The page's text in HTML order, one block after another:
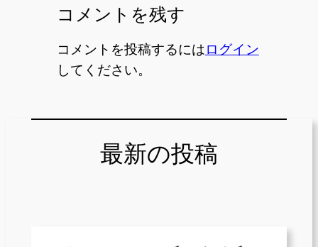
コメントを残す
コメントを投稿するにはログイン
してください。
最新の投稿